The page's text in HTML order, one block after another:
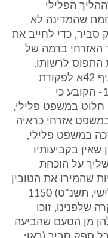
הפלילי
שהמדינה לא
כדי לחייב את
האזרחי ברמה של
התפוס לרשותו.
רציונל זה עומד גם בבסיסו של סעיף ‎42א לפקודת
הראיות [נוסח חדש], התשל"א‎1971- הקובע כי
במשפט פלילי,
אזרחי כראיה
במשפט פלילי,
בקביעותיו
על הוכחת
שהמירו את הטובין
(וראו: י' קדמי על הראיות (חלק שלישי, תשנ"ט) ‎1150
שלפנינו, זוכו
מן הטעם שהביעה